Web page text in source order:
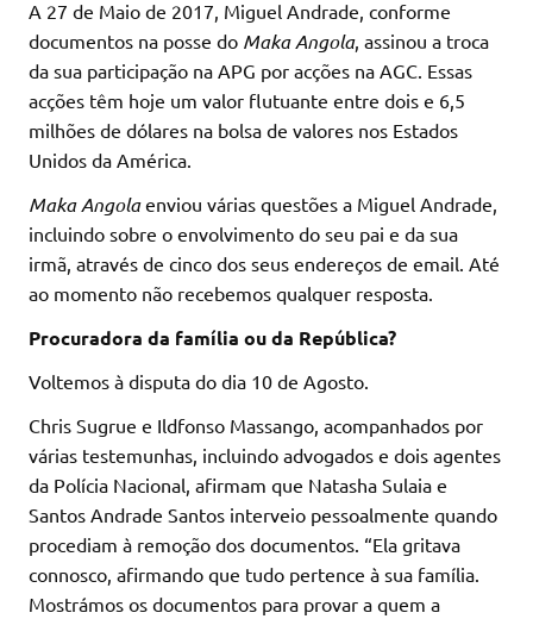
A 27 de Maio de 2017, Miguel Andrade, conforme
documentos na posse do Maka Angola, assinou a troca
da sua participação na APG por acções na AGC. Essas
acções têm hoje um valor flutuante entre dois e 6,5
milhões de dólares na bolsa de valores nos Estados
Unidos da América.
Maka Angolaenviou várias questões a Miguel Andrade,
incluindo sobre o envolvimento do seu pai e da sua
irmã, através de cinco dos seus endereços de email. Até
ao momento não recebemos qualquer resposta.
Procuradora da família ou da República?
Voltemos à disputa do dia 10 de Agosto.
Chris Sugrue e Ildfonso Massango, acompanhados por
várias testemunhas, incluindo advogados e dois agentes
da Polícia Nacional, afirmam que Natasha Sulaia e
Santos Andrade Santos interveio pessoalmente quando
procediam à remoção dos documentos. “Ela gritava
connosco, afirmando que tudo pertence à sua família.
Mostrámos os documentos para provar a quem a